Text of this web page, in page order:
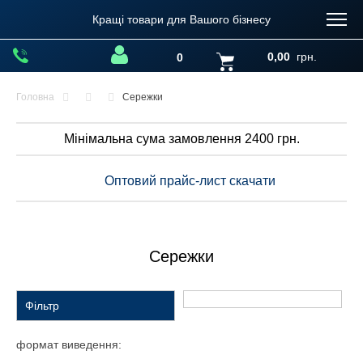
Кращі товари для Вашого бізнесу
0 0,00 грн.
Головна Сережки
Мінімальна сума замовлення 2400 грн.
Оптовий прайс-лист скачати
Сережки
Фільтр
формат виведення: